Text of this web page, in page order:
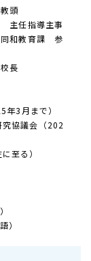
頭
主任指導主事
和教育課 参
長
3月まで）
協議会（202
至る）
）
）